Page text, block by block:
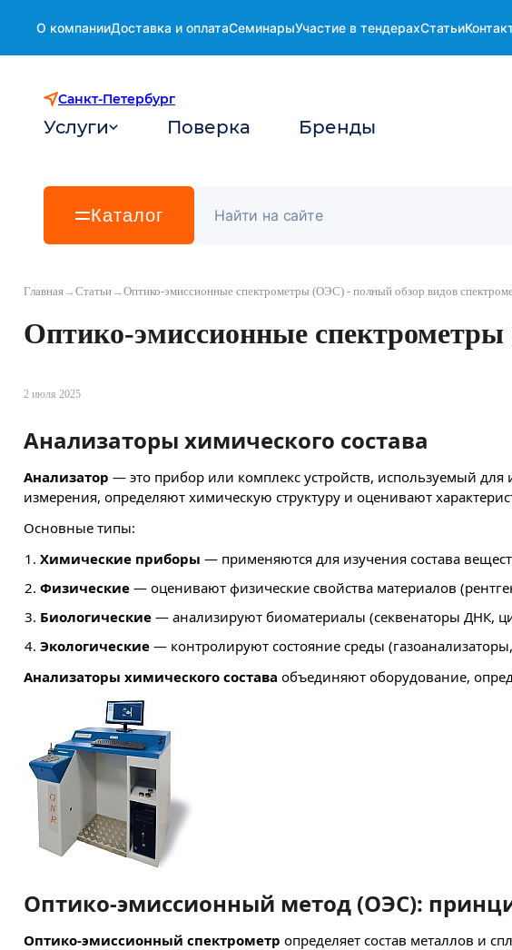
О компанииДоставка и оплатаСеминарыУчастие в тендерахСтатьи
Санкт-Петербург
Услуги Поверка Бренды
Каталог
Главная→ Статьи→ Оптико-эмиссионные спектрометры (ОЭС) - полный обзор видов
Оптико-эмиссионные
2 июля 2025
Анализаторы химического состава
Анализатор — это прибор или комплекс устройств, используемый
измерения, определяют химическую структуру и оценивают
Основные типы:
Химические приборы — применяются для изучения состава
Физические — оценивают физические свойства материалов
Биологические — анализируют биоматериалы (секвенаторы ДНК,
Экологические — контролируют состояние среды
Анализаторы химического состава объединяют оборудование,
Оптико-эмиссионный метод (ОЭС):
Оптико-эмиссионный спектрометр определяет состав металлов и